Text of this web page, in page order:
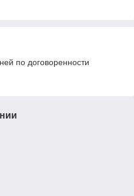
по договоренности